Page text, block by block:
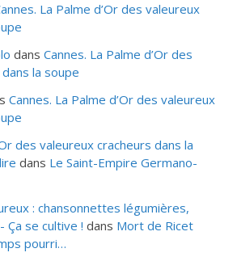
La Palme d’Or des valeureux
dans Cannes. La Palme d’Or des
la soupe
Cannes. La Palme d’Or des valeureux
des valeureux cracheurs dans la
dans Le Saint-Empire Germano-
: chansonnettes légumières,
Ça se cultive ! dans Mort de Ricet
pourri…